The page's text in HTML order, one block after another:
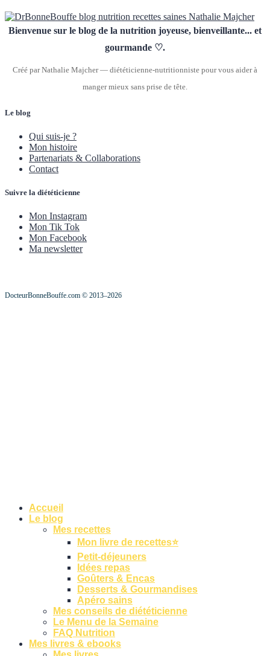
Bienvenue sur le blog de la nutrition joyeuse, bienveillante... et
gourmande ♡.
Créé par Nathalie Majcher — diététicienne-nutritionniste pour vous aider à
manger mieux sans prise de tête.
Le blog
Qui suis-je ?
Mon histoire
Partenariats & Collaborations
Contact
Suivre la diététicienne
Mon Instagram
Mon Tik Tok
Mon Facebook
Ma newsletter
DocteurBonneBouffe.com © 2013–2026
Accueil
Le blog
Mes recettes
Mon livre de recettes⭐
Petit-déjeuners
Idées repas
Goûters & Encas
Desserts & Gourmandises
Apéro sains
Mes conseils de diététicienne
Le Menu de la Semaine
FAQ Nutrition
Mes livres & ebooks